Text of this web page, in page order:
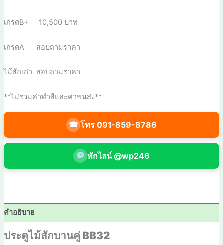
เกรดB+ 10,500 บาท
เกรดA สอบถามราคา
ไม้สักเก่า สอบถามราคา
**ไม่รวมค่าทำสีและค่าขนส่ง**
☎ โทร 091-859-8786
ทักไลน์ @wp246
คำอธิบาย
ประตูไม้สักบานคู่ BB32